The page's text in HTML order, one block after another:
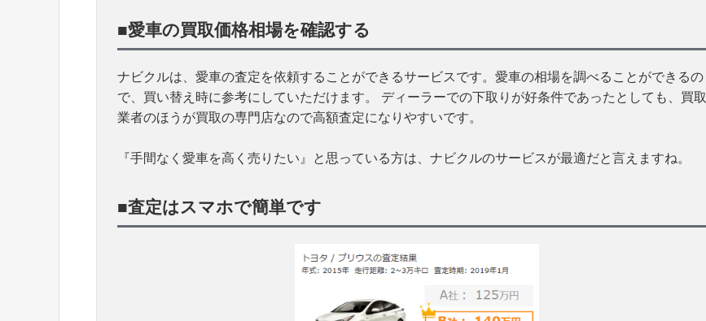
■愛車の買取価格相場を確認する
ナビクルは、愛車の査定を依頼することができるサービスです。愛車の相場を調べることができるの
で、買い替え時に参考にしていただけます。 ディーラーでの下取りが好条件であったとしても、買取
業者のほうが買取の専門店なので高額査定になりやすいです。
『手間なく愛車を高く売りたい』と思っている方は、ナビクルのサービスが最適だと言えますね。
■査定はスマホで簡単です